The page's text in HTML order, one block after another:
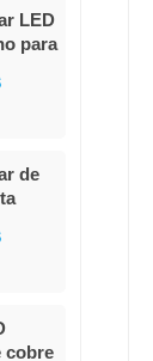
LED
para
de
cobre